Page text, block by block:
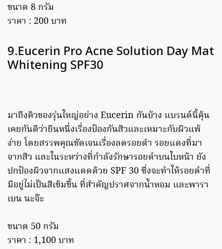
ขนาด 8 กรัม
ราคา : 200 บาท
9.Eucerin Pro Acne Solution Day Mat
Whitening SPF30
มาถึงคิวของรุ่นใหญ่อย่าง Eucerin กันบ้าง แบรนด์นี้คุ้น
เคยกันดีว่ายืนหนึ่งเรื่องป้องกันสิวและเหมาะกับผิวแพ้
ง่าย โดยสรรพคุณชัดเจนเรื่องลดรอยดำ รอยแดงที่มา
จากสิว และในระหว่างที่กำลังรักษารอยดำบนใบหน้า ยัง
ปกป้องผิวจากแสงแดดด้วย SPF 30 ซึ่งจะทำให้รอยดำที่
มีอยู่ไม่เป็นสีเข้มขึ้น ที่สำคัญปราศจากน้ำหอม และพารา
เบน นะจ๊ะ
ขนาด 50 กรัม
ราคา : 1,100 บาท